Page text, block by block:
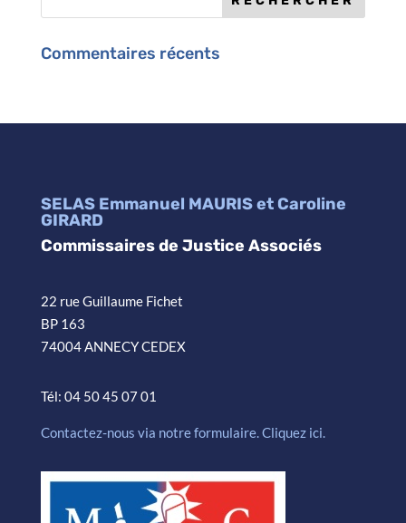
Commentaires récents
SELAS Emmanuel MAURIS et Caroline
GIRARD
Commissaires de Justice Associés
22 rue Guillaume Fichet
BP 163
74004 ANNECY CEDEX
Tél: 04 50 45 07 01
Contactez-nous via notre formulaire. Cliquez ici.